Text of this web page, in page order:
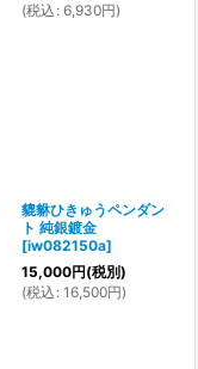
(税込 : 6,930円)
貔貅ひきゅうペンダン
ト 純銀鍍金
[iw082150a]
15,000円(税別)
(税込 : 16,500円)